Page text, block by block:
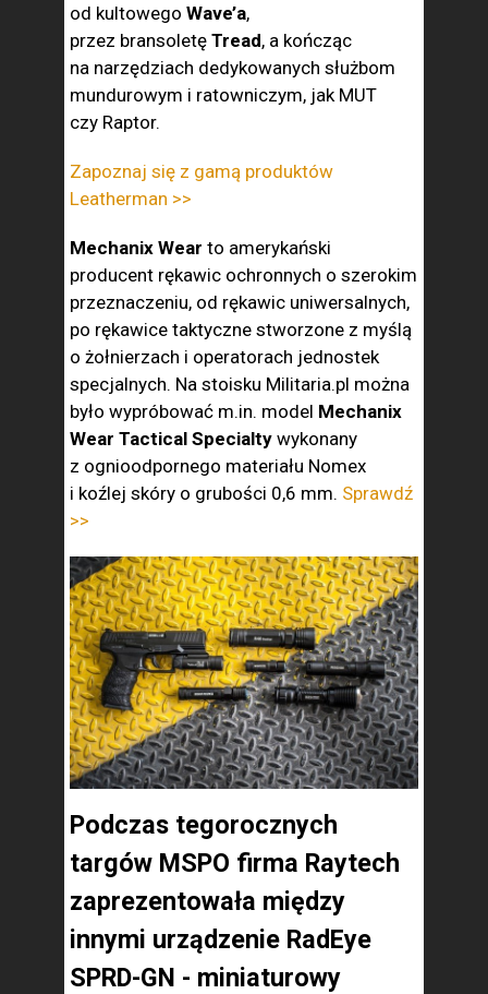
od kultowego Wave’a,
przez bransoletę Tread, a kończąc
na narzędziach dedykowanych służbom
mundurowym i ratowniczym, jak MUT
czy Raptor.
Zapoznaj się z gamą produktów
Leatherman >>
Mechanix Wear to amerykański
producent rękawic ochronnych o szerokim
przeznaczeniu, od rękawic uniwersalnych,
po rękawice taktyczne stworzone z myślą
o żołnierzach i operatorach jednostek
specjalnych. Na stoisku Militaria.pl można
było wypróbować m.in. model Mechanix
Wear Tactical Specialty wykonany
z ognioodpornego materiału Nomex
i koźlej skóry o grubości 0,6 mm. Sprawdź
>>
Podczas tegorocznych
targów MSPO firma Raytech
zaprezentowała między
innymi urządzenie RadEye
SPRD-GN - miniaturowy